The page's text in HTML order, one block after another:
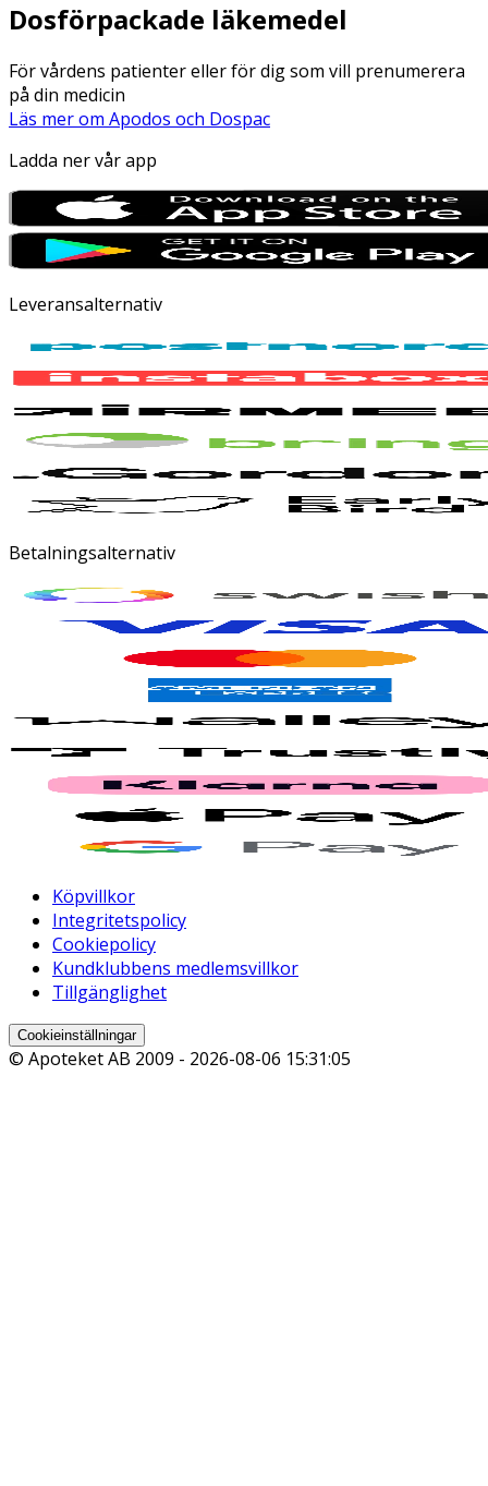
Dosförpackade läkemedel
För vårdens patienter eller för dig som vill prenumerera
på din medicin
Läs mer om Apodos och Dospac
Ladda ner vår app
Leveransalternativ
Betalningsalternativ
Köpvillkor
Integritetspolicy
Cookiepolicy
Kundklubbens medlemsvillkor
Tillgänglighet
Cookieinställningar
© Apoteket AB 2009 - 2026-08-06 15:31:05